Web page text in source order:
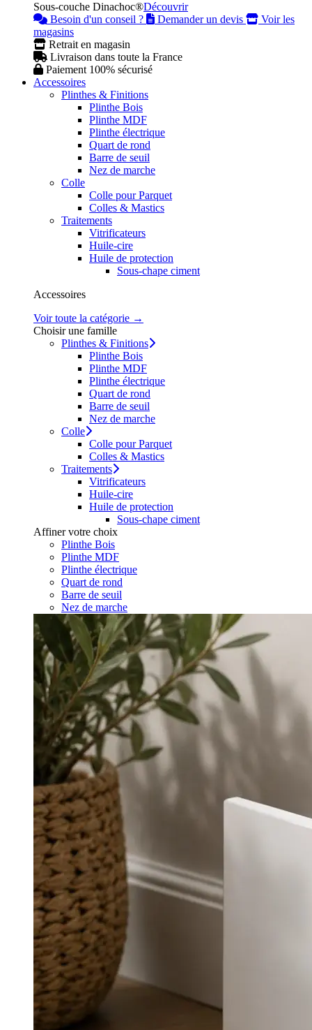
Sous-couche Dinachoc®Découvrir
Besoin d'un conseil ?
Demander un devis
Voir les
magasins
Retrait en magasin
Livraison dans toute la France
Paiement 100% sécurisé
Accessoires
Plinthes & Finitions
Plinthe Bois
Plinthe MDF
Plinthe électrique
Quart de rond
Barre de seuil
Nez de marche
Colle
Colle pour Parquet
Colles & Mastics
Traitements
Vitrificateurs
Huile-cire
Huile de protection
Sous-chape ciment
Accessoires
Voir toute la catégorie →
Choisir une famille
Plinthes & Finitions
Plinthe Bois
Plinthe MDF
Plinthe électrique
Quart de rond
Barre de seuil
Nez de marche
Colle
Colle pour Parquet
Colles & Mastics
Traitements
Vitrificateurs
Huile-cire
Huile de protection
Sous-chape ciment
Affiner votre choix
Plinthe Bois
Plinthe MDF
Plinthe électrique
Quart de rond
Barre de seuil
Nez de marche